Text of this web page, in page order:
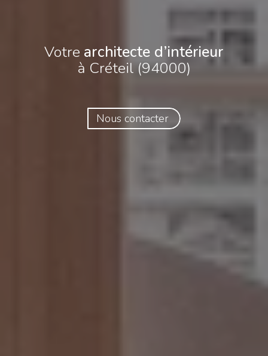
Votre architecte d’intérieur
à Créteil (94000)
Nous contacter